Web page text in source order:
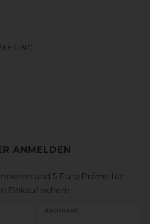
ANMELDEN
und 5 Euro Prämie für
Einkauf sichern
NACHNAME